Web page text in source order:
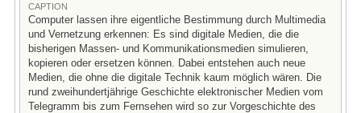
CAPTION
Computer lassen ihre eigentliche Bestimmung durch Multimedia
und Vernetzung erkennen: Es sind digitale Medien, die die
bisherigen Massen- und Kommunikationsmedien simulieren,
kopieren oder ersetzen können. Dabei entstehen auch neue
Medien, die ohne die digitale Technik kaum möglich wären. Die
rund zweihundertjährige Geschichte elektronischer Medien vom
Telegramm bis zum Fernsehen wird so zur Vorgeschichte des